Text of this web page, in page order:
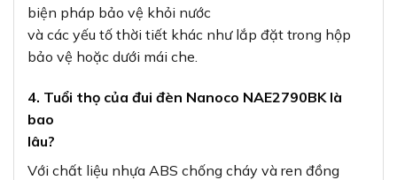
biện pháp bảo vệ khỏi nước
và các yếu tố thời tiết khác như lắp đặt trong hộp
bảo vệ hoặc dưới mái che.
4. Tuổi thọ của đui đèn Nanoco NAE2790BK là
bao
lâu?
Với chất liệu nhựa ABS chống cháy và ren đồng